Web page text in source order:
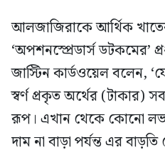
আলজাজিরাকে আর্থিক
‘অপশনস্প্রেডার্স ডটকমের’
জাস্টিন কার্ডওয়েল বলেন,
স্বর্ণ প্রকৃত অর্থের (টাকার)
রূপ। এখান থেকে কোনো
দাম না বাড়া পর্যন্ত এর